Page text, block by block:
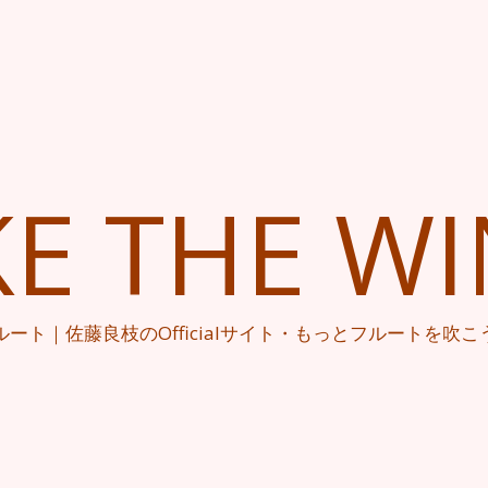
THE
ート｜佐藤良枝のOfficialサイト・もっとフルートを吹こ